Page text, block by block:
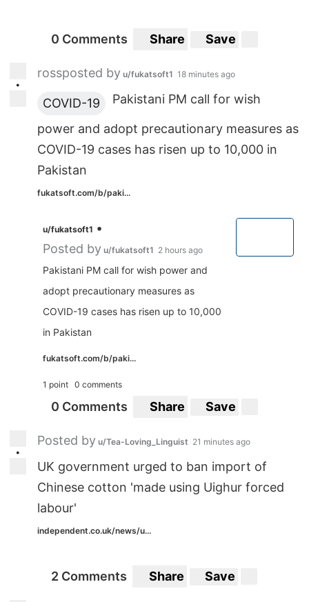
0 Comments Share Save
•
rossposted by u/fukatsoft1 18 minutes ago
COVID-19 Pakistani PM call for wish
power and adopt precautionary measures as
COVID-19 cases has risen up to 10,000 in
Pakistan
fukatsoft.com/b/paki...
u/fukatsoft1 •
Posted by u/fukatsoft1 2 hours ago
Pakistani PM call for wish power and
adopt precautionary measures as
COVID-19 cases has risen up to 10,000
in Pakistan
fukatsoft.com/b/paki...
1 point 0 comments
0 Comments Share Save
•
Posted by u/Tea-Loving_Linguist 21 minutes ago
UK government urged to ban import of
Chinese cotton 'made using Uighur forced
labour'
independent.co.uk/news/u...
2 Comments Share Save